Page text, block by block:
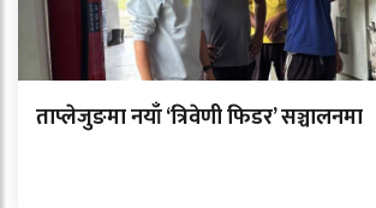
ताप्लेजुङमा नयाँ ‘त्रिवेणी फिडर’ सञ्चालनमा